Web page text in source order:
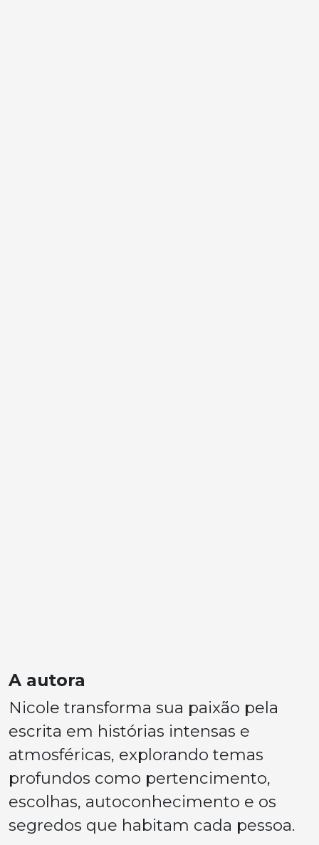
A autora
Nicole transforma sua paixão pela
escrita em histórias intensas e
atmosféricas, explorando temas
profundos como pertencimento,
escolhas, autoconhecimento e os
segredos que habitam cada pessoa.